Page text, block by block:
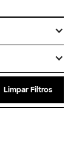
Limpar Filtros